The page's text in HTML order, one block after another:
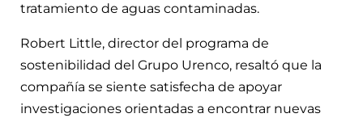
tratamiento de aguas contaminadas.
Robert Little, director del programa de
sostenibilidad del Grupo Urenco, resaltó que la
compañía se siente satisfecha de apoyar
investigaciones orientadas a encontrar nuevas